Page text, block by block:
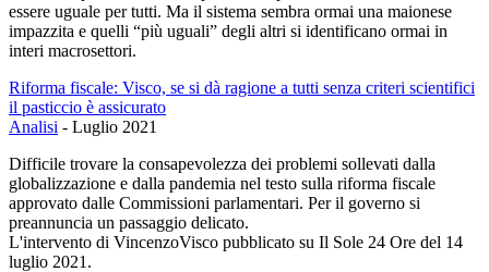
essere uguale per tutti. Ma il sistema sembra ormai una maionese
impazzita e quelli “più uguali” degli altri si identificano ormai in
interi macrosettori.
Riforma fiscale: Visco, se si dà ragione a tutti senza criteri scientifici
il pasticcio è assicurato
Analisi - Luglio 2021
Difficile trovare la consapevolezza dei problemi sollevati dalla
globalizzazione e dalla pandemia nel testo sulla riforma fiscale
approvato dalle Commissioni parlamentari. Per il governo si
preannuncia un passaggio delicato.
L'intervento di VincenzoVisco pubblicato su Il Sole 24 Ore del 14
luglio 2021.